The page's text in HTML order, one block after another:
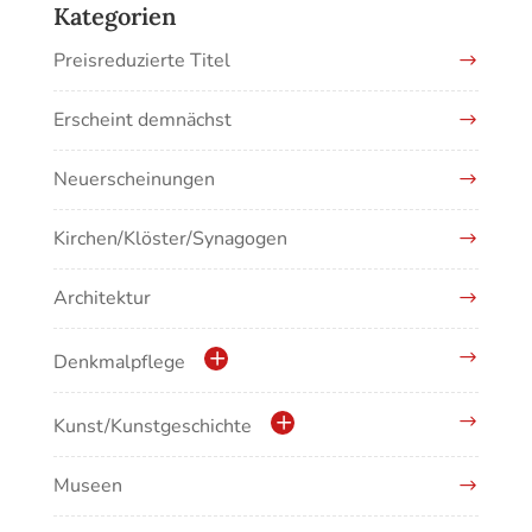
Kategorien
Preisreduzierte Titel
Erscheint demnächst
Neuerscheinungen
Kirchen/Klöster/Synagogen
Architektur
Denkmalpflege
Kulturdenkmale in Baden-Württemberg
Kunst/Kunstgeschichte
Antike/Mittelalter
Museen